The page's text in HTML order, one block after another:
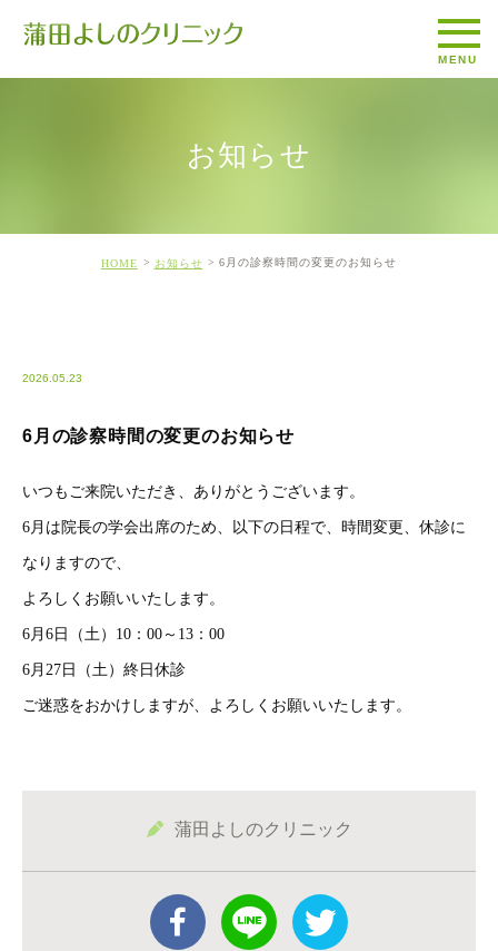
お知らせ
HOME お知らせ 6月の診察時間の変更のお知らせ
2026.05.23
6月の診察時間の変更のお知らせ
いつもご来院いただき、ありがとうございます。
6月は院長の学会出席のため、以下の日程で、時間変更、休診に
なりますので、
よろしくお願いいたします。
6月6日（土）10：00～13：00
6月27日（土）終日休診
ご迷惑をおかけしますが、よろしくお願いいたします。
蒲田よしのクリニック